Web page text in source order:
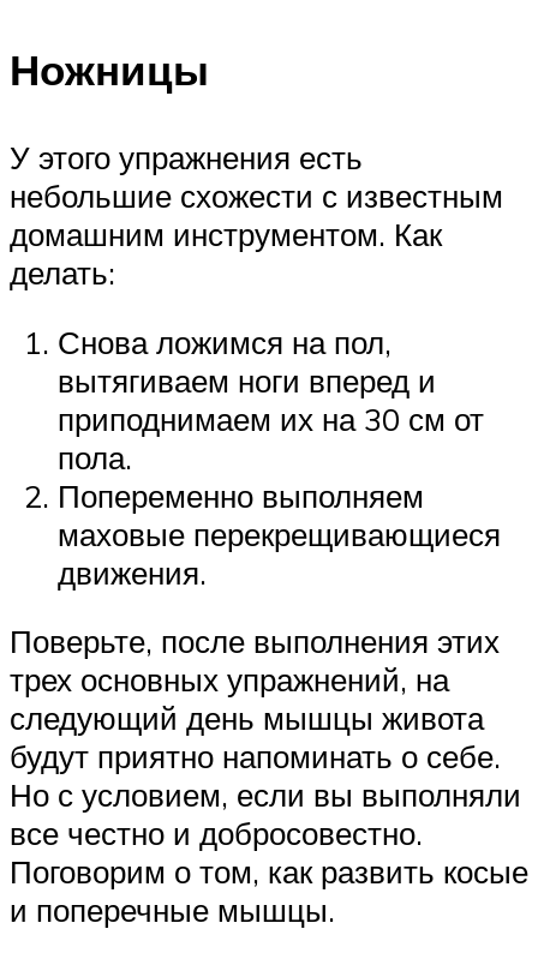
Ножницы
У этого упражнения есть
небольшие схожести с известным
домашним инструментом. Как
делать:
Снова ложимся на пол,
вытягиваем ноги вперед и
приподнимаем их на 30 см от
пола.
Попеременно выполняем
маховые перекрещивающиеся
движения.
Поверьте, после выполнения этих
трех основных упражнений, на
следующий день мышцы живота
будут приятно напоминать о себе.
Но с условием, если вы выполняли
все честно и добросовестно.
Поговорим о том, как развить косые
и поперечные мышцы.